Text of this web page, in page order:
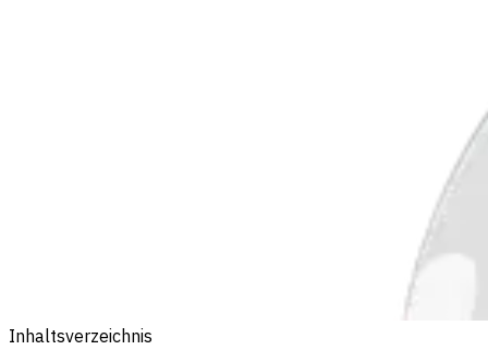
Inhaltsverzeichnis